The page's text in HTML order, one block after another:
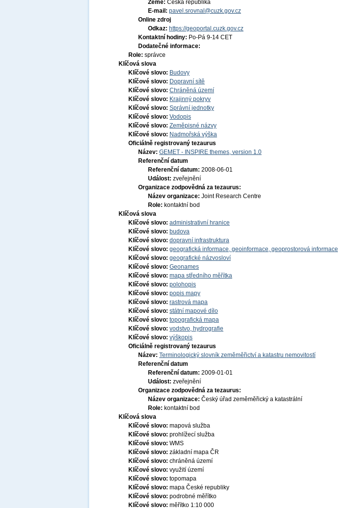
Země: Česká republika
E-mail: pavel.srovnal@cuzk.gov.cz
Online zdroj
Odkaz: https://geoportal.cuzk.gov.cz
Kontaktní hodiny: Po-Pá 9-14 CET
Dodatečné informace:
Role: správce
Klíčová slova
Klíčové slovo: Budovy
Klíčové slovo: Dopravní sítě
Klíčové slovo: Chráněná území
Klíčové slovo: Krajinný pokryv
Klíčové slovo: Správní jednotky
Klíčové slovo: Vodopis
Klíčové slovo: Zeměpisné názvy
Klíčové slovo: Nadmořská výška
Oficiálně registrovaný tezaurus
Název: GEMET - INSPIRE themes, version 1.0
Referenční datum
Referenční datum: 2008-06-01
Událost: zveřejnění
Organizace zodpovědná za tezaurus:
Název organizace: Joint Research Centre
Role: kontaktní bod
Klíčová slova
Klíčové slovo: administrativní hranice
Klíčové slovo: budova
Klíčové slovo: dopravní infrastruktura
Klíčové slovo: geografická informace, geoinformace, geoprostorová informace
Klíčové slovo: geografické názvosloví
Klíčové slovo: Geonames
Klíčové slovo: mapa středního měřítka
Klíčové slovo: polohopis
Klíčové slovo: popis mapy
Klíčové slovo: rastrová mapa
Klíčové slovo: státní mapové dílo
Klíčové slovo: topografická mapa
Klíčové slovo: vodstvo, hydrografie
Klíčové slovo: výškopis
Oficiálně registrovaný tezaurus
Název: Terminologický slovník zeměměřictví a katastru nemovitostí
Referenční datum
Referenční datum: 2009-01-01
Událost: zveřejnění
Organizace zodpovědná za tezaurus:
Název organizace: Český úřad zeměměřický a katastrální
Role: kontaktní bod
Klíčová slova
Klíčové slovo: mapová služba
Klíčové slovo: prohlížecí služba
Klíčové slovo: WMS
Klíčové slovo: základní mapa ČR
Klíčové slovo: chráněná území
Klíčové slovo: využití území
Klíčové slovo: topomapa
Klíčové slovo: mapa České republiky
Klíčové slovo: podrobné měřítko
Klíčové slovo: měřítko 1:10 000